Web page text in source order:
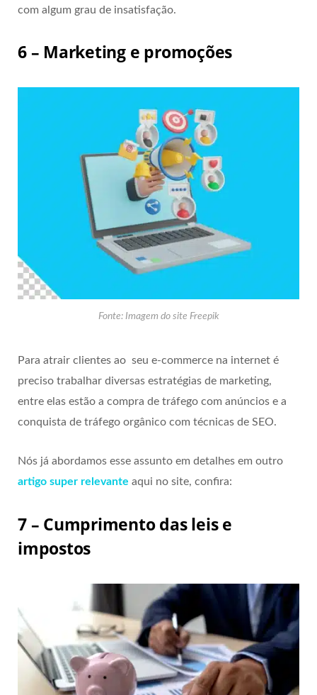
com algum grau de insatisfação.
6 – Marketing e promoções
Fonte: Imagem do site Freepik
Para atrair clientes ao seu e-commerce na internet é
preciso trabalhar diversas estratégias de marketing,
entre elas estão a compra de tráfego com anúncios e a
conquista de tráfego orgânico com técnicas de SEO.
Nós já abordamos esse assunto em detalhes em outro
artigo super relevante aqui no site, confira:
7 – Cumprimento das leis e
impostos